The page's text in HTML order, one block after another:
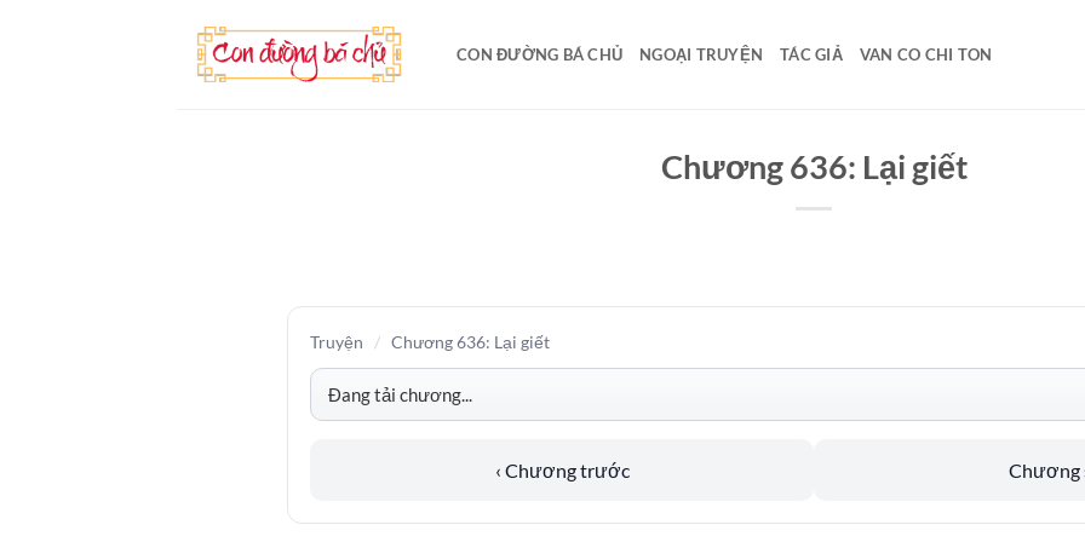
CON ĐƯỜNG BÁ CHỦ NGOẠI TRUYỆN TÁC GIẢ VAN CO CHI TON
Chương 636: Lại giết
Truyện / Chương 636: Lại giết
‹ Chương trước Chương